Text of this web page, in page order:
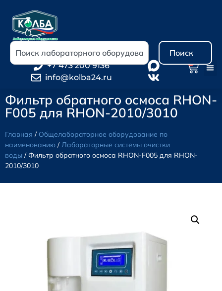
Поиск
+7 473 200 9136
info@kolba24.ru
Фильтр обратного осмоса RHON-
F005 для RHON-2010/3010
Главная / Общелабораторное оборудование по
наименованию /Лабораторные системы очистки
воды / Фильтр обратного осмоса RHON-F005 для RHON-
2010/3010